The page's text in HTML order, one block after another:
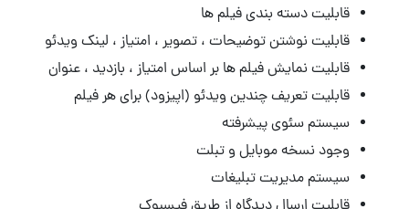
قابلیت دسته بندی فیلم ها
قابلیت نوشتن توضیحات ، تصویر ، امتیاز ، لینک ویدئو
قابلیت نمایش فیلم ها بر اساس امتیاز ، بازدید ، عنوان
قابلیت تعریف چندین ویدئو (اپیزود) برای هر فیلم
سیستم سئوی پیشرفته
وجود نسخه موبایل و تبلت
سیستم مدیریت تبلیغات